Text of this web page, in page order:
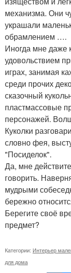
механизма. Они
украшали
обрамлением ….
Иногда мне даже
удовольствием
играх, занимая
среди прочих
сказочный
пластмассовые
персонажей.
Куколки
словно фея,
"Посиделок".
Да, мне
говорить.
мудрыми
бережно
Берегите своё
предмет?
Категории: Интерьер
для дома